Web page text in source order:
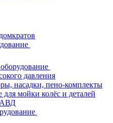
давления
насадки, пено-комплекты
для мойки колёс и деталей
АВД